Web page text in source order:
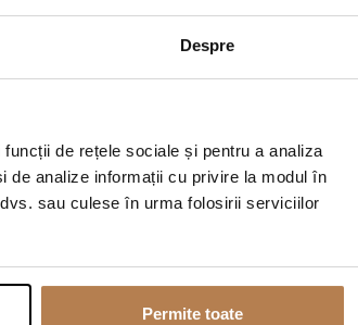
Despre
de rețele sociale și pentru a analiza
de analize informații cu privire la modul în
sau culese în urma folosirii serviciilor
Permite toate